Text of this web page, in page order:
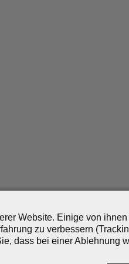
Website. Einige von
zu verbessern
dass bei einer Ablehnung